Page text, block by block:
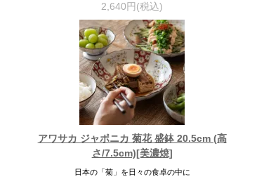
2,640円(税込)
アワサカ ジャポニカ 菊花 盛鉢 20.5cm (高
さ/7.5cm)[美濃焼]
日本の「菊」を日々の食卓の中に